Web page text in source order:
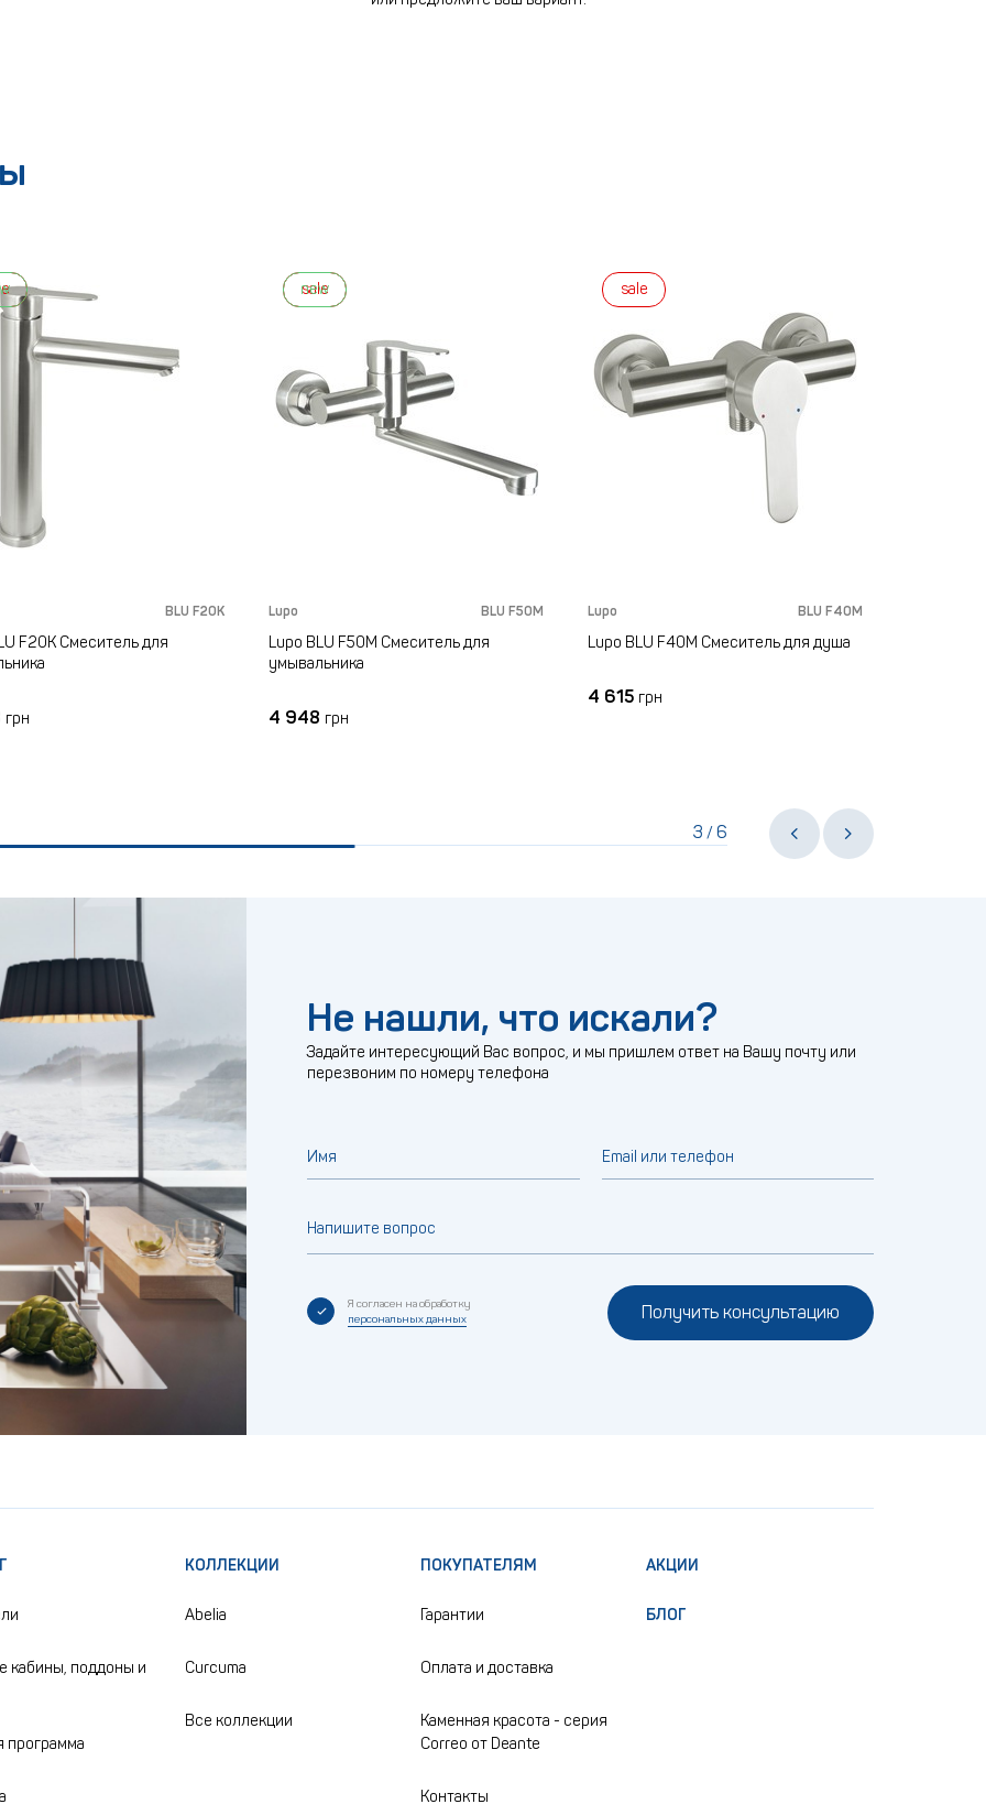
BLU F20K
F20K Смеситель для
грн
sale
new
Lupo BLU F50M
Lupo BLU F50M Смеситель для
умывальника
4 948 грн
sale
Lupo BLU F40M
Lupo BLU F40M Смеситель для душа
4 615 грн
3 /6
Не нашли, что искали?
Задайте интересующий Вас вопрос, и мы пришлем ответ на Вашу почту или
перезвоним по номеру телефона
Имя Email или телефон
Напишите вопрос
Я согласен на обработку
персональных данных
Получить консультацию
кабины, поддоны и
программа
КОЛЛЕКЦИИ
Abelia
Curcuma
Все коллекции
ПОКУПАТЕЛЯМ
Гарантии
Оплата и доставка
Каменная красота - серия
Correo от Deante
Контакты
АКЦИИ
БЛОГ